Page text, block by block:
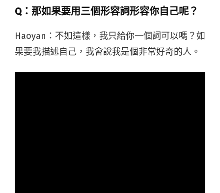
Q：那如果要用三個形容詞形容你自己呢？
Haoyan： 不如這樣，我只給你一個詞可以嗎？如
果要我描述自己，我會說我是個非常好奇的人。